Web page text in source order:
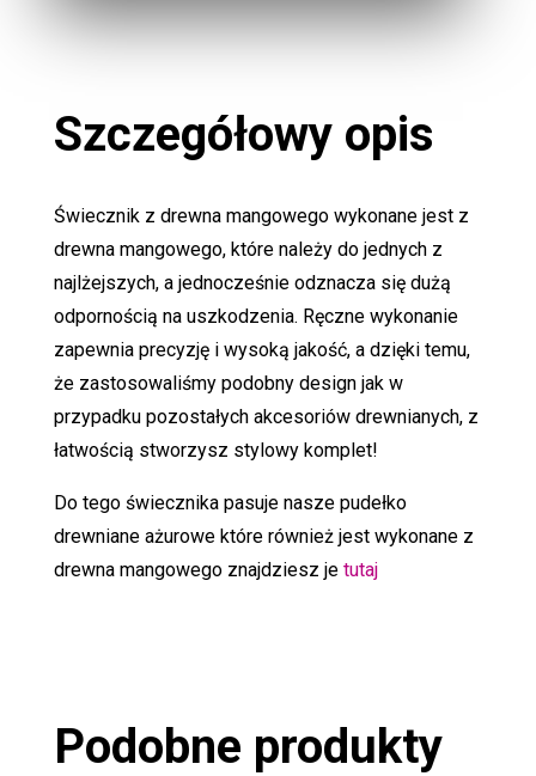
Szczegółowy opis
Świecznik z drewna mangowego wykonane jest z
drewna mangowego, które należy do jednych z
najlżejszych, a jednocześnie odznacza się dużą
odpornością na uszkodzenia. Ręczne wykonanie
zapewnia precyzję i wysoką jakość, a dzięki temu,
że zastosowaliśmy podobny design jak w
przypadku pozostałych akcesoriów drewnianych, z
łatwością stworzysz stylowy komplet!
Do tego świecznika pasuje nasze pudełko
drewniane ażurowe które również jest wykonane z
drewna mangowego znajdziesz je tutaj
Podobne produkty